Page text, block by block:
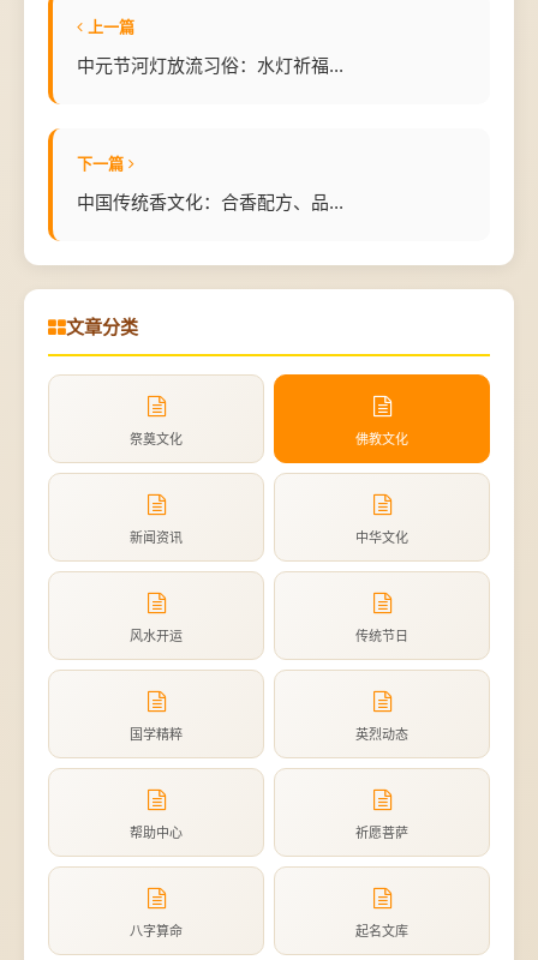
上一篇
中元节河灯放流习俗：水灯祈福...
下一篇
中国传统香文化：合香配方、品...
文章分类
祭奠文化 佛教文化
新闻资讯 中华文化
风水开运 传统节日
国学精粹 英烈动态
帮助中心 祈愿菩萨
八字算命 起名文库